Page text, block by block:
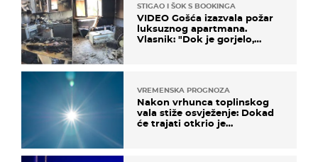
STIGAO I ŠOK S BOOKINGA
VIDEO Gošća izazvala požar
luksuznog apartmana.
Vlasnik: "Dok je gorjelo,
VREMENSKA PROGNOZA
Nakon vrhunca toplinskog
vala stiže osvježenje: Dokad
će trajati otkrio je